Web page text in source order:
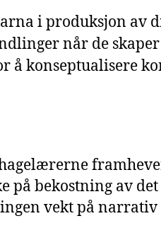
i produksjon av
når de skaper
konseptualisere
på bekostning av det
vekt på narrativ